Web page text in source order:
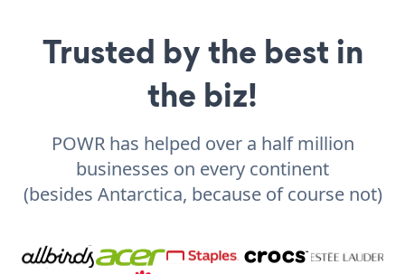
Trusted by the best in
the biz!
POWR has helped over a half million
businesses on every continent
(besides Antarctica, because of course not)